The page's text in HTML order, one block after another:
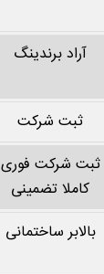
آراد برندینگ
ثبت شرکت
ثبت شرکت فوری
کاملا تضمینی
بالابر ساختمانی